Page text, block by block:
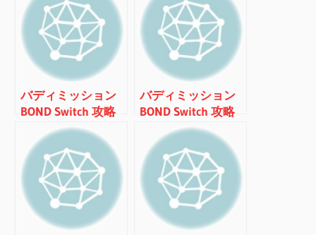
バディミッション
BOND Switch 攻略
メモ MISSION#14
バディミッション
BOND Switch 攻略
メモ MISSION#12